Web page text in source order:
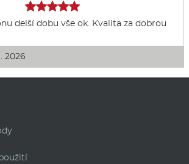
delší dobu vše ok. Kvalita za dobrou
2026